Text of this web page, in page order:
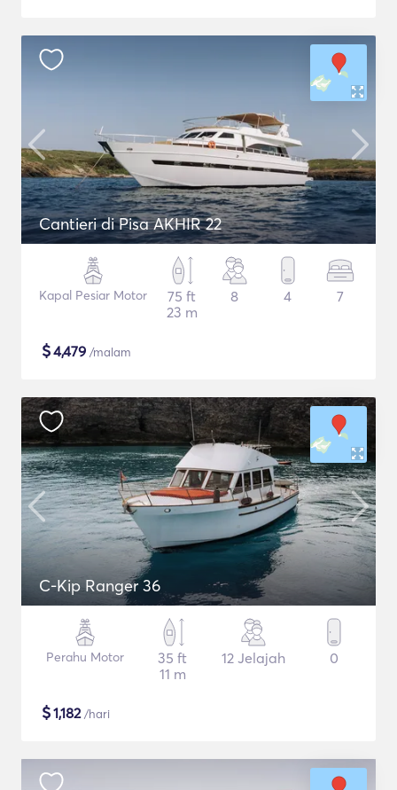
Cantieri di Pisa AKHIR 22
Kapal Pesiar Motor
75 ft
23 m
8 4 7
$4,479 /malam
C-Kip Ranger 36
Perahu Motor
35 ft
11 m
12 Jelajah 0
$1,182/hari